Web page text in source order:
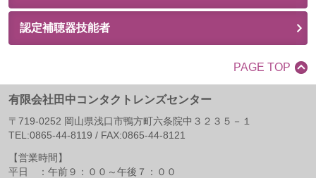
認定補聴器技能者
PAGE TOP
有限会社田中コンタクトレンズセンター
〒 719-0252 岡山県浅口市鴨方町六条院中３２３５－１
TEL:0865-44-8119 / FAX:0865-44-8121
【営業時間】
平日 ：午前９：００～午後７：００